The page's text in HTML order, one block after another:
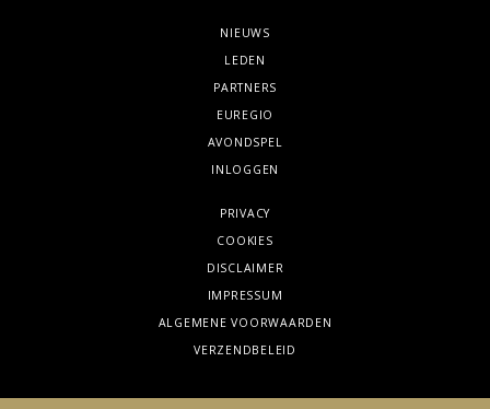
NIEUWS
LEDEN
PARTNERS
EUREGIO
AVONDSPEL
INLOGGEN
PRIVACY
COOKIES
DISCLAIMER
IMPRESSUM
ALGEMENE VOORWAARDEN
VERZENDBELEID